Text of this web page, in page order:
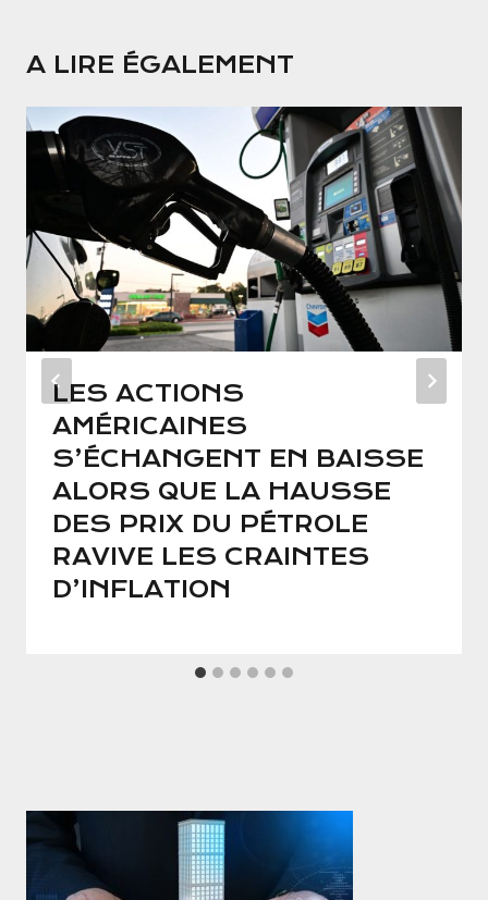
A LIRE ÉGALEMENT
LES ACTIONS
AMÉRICAINES
S’ÉCHANGENT EN BAISSE
ALORS QUE LA HAUSSE
DES PRIX DU PÉTROLE
RAVIVE LES CRAINTES
D’INFLATION